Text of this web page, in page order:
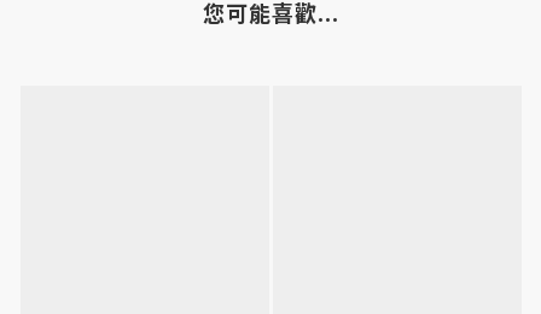
您可能喜歡...